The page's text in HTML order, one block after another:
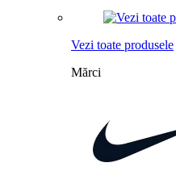
Vezi toate produsele
Mărci